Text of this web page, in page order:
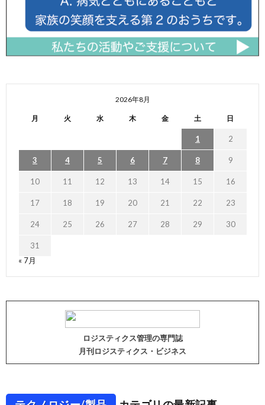
2026年8月
月 火 水 木 金 土 日
1 2
3 4 5 6 7 8 9
10 11 12 13 14 15 16
17 18 19 20 21 22 23
24 25 26 27 28 29 30
31
« 7月
ロジスティクス管理の専門誌
月刊ロジスティクス・ビジネス